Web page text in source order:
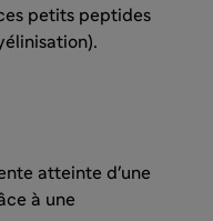
petits peptides
atteinte d'une
à une